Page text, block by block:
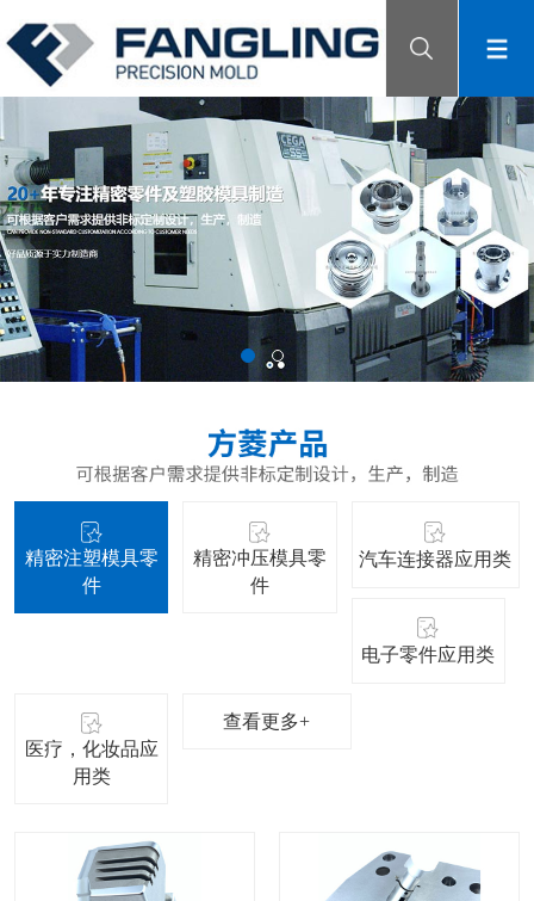
精密注塑模具零
件
精密冲压模具零
件
汽车连接器应用类
电子零件应用类
医疗，化妆品应
用类
查看更多+